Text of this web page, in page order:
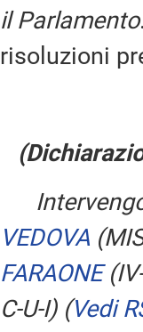
il Parlamento
risoluzioni
VEDOVA
FARAONE
C-U-I) (Vedi